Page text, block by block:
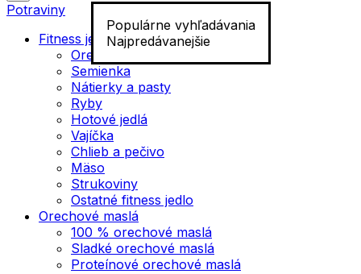
Populárne vyhľadávania
Najpredávanejšie
Potraviny
Fitness jedlo
Orechy
Semienka
Nátierky a pasty
Ryby
Hotové jedlá
Vajíčka
Chlieb a pečivo
Mäso
Strukoviny
Ostatné fitness jedlo
Orechové maslá
100 % orechové maslá
Sladké orechové maslá
Proteínové orechové maslá